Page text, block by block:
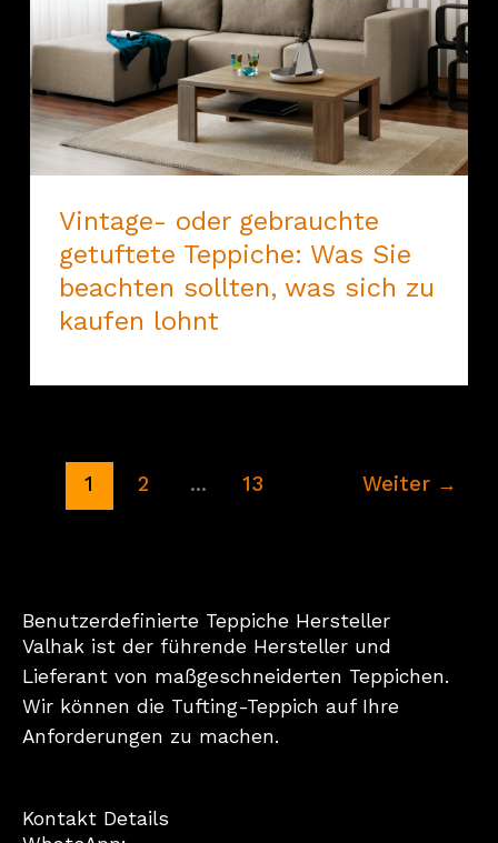
Vintage- oder gebrauchte
getuftete Teppiche: Was Sie
beachten sollten, was sich zu
kaufen lohnt
1 2 ... 13 Weiter →
Benutzerdefinierte Teppiche Hersteller
Valhak ist der führende Hersteller und
Lieferant von maßgeschneiderten Teppichen.
Wir können die Tufting-Teppich auf Ihre
Anforderungen zu machen.
Kontakt Details